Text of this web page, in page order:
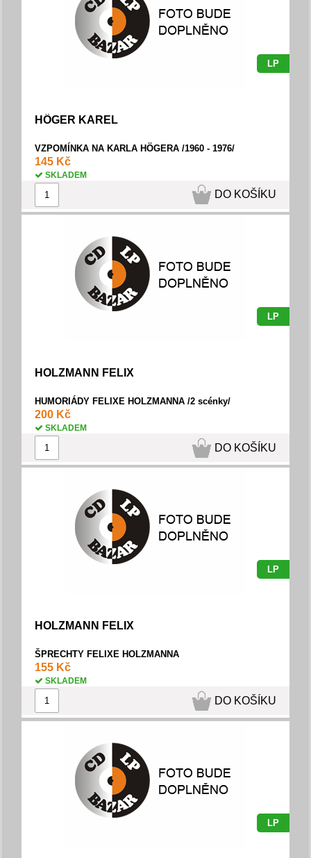
LP
HÖGER KAREL
VZPOMÍNKA NA KARLA HÖGERA /1960 - 1976/
145 Kč
SKLADEM
DO KOŠÍKU
LP
HOLZMANN FELIX
HUMORIÁDY FELIXE HOLZMANNA /2 scénky/
200 Kč
SKLADEM
DO KOŠÍKU
LP
HOLZMANN FELIX
ŠPRECHTY FELIXE HOLZMANNA
155 Kč
SKLADEM
DO KOŠÍKU
LP